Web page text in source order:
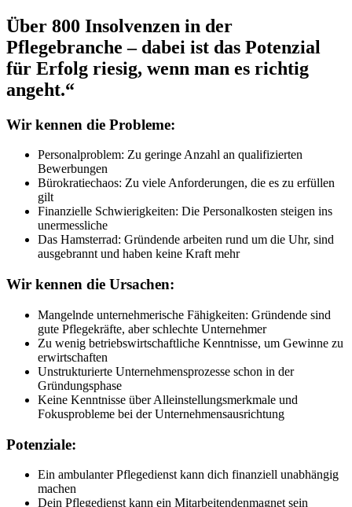
Über 800 Insolvenzen in der
Pflegebranche – dabei ist das Potenzial
für Erfolg riesig, wenn man es richtig
angeht.“
Wir kennen die Probleme:
Personalproblem: Zu geringe Anzahl an qualifizierten
Bewerbungen
Bürokratiechaos: Zu viele Anforderungen, die es zu erfüllen
gilt
Finanzielle Schwierigkeiten: Die Personalkosten steigen ins
unermessliche
Das Hamsterrad: Gründende arbeiten rund um die Uhr, sind
ausgebrannt und haben keine Kraft mehr
Wir kennen die Ursachen:
Mangelnde unternehmerische Fähigkeiten: Gründende sind
gute Pflegekräfte, aber schlechte Unternehmer
Zu wenig betriebswirtschaftliche Kenntnisse, um Gewinne zu
erwirtschaften
Unstrukturierte Unternehmensprozesse schon in der
Gründungsphase
Keine Kenntnisse über Alleinstellungsmerkmale und
Fokusprobleme bei der Unternehmensausrichtung
Potenziale:
Ein ambulanter Pflegedienst kann dich finanziell unabhängig
machen
Dein Pflegedienst kann ein Mitarbeitendenmagnet sein